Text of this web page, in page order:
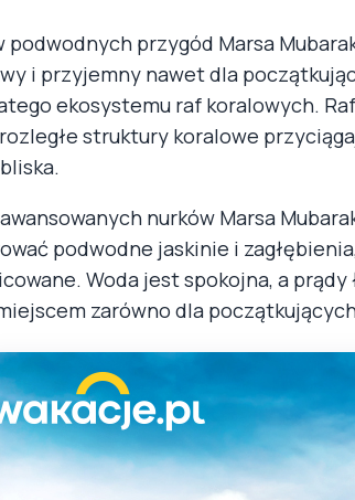
podwodnych przygód Marsa
i przyjemny nawet dla
ekosystemu raf koralowych.
struktury koralowe
nurków Marsa
podwodne jaskinie i
Woda jest spokojna, a prądy
zarówno dla